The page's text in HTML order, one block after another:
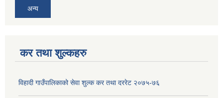
अन्य
कर तथा शुल्कहरु
विहादी गाउँपालिकाको सेवा शुल्क कर तथा दररेट २०७५-७६